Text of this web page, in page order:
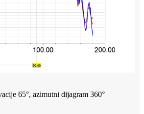
65°, azimutni dijagram 360°